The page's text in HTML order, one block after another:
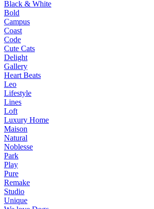
Black & White
Bold
Campus
Coast
Code
Cute Cats
Delight
Gallery
Heart Beats
Leo
Lifestyle
Lines
Loft
Luxury Home
Maison
Natural
Noblesse
Park
Play
Pure
Remake
Studio
Unique